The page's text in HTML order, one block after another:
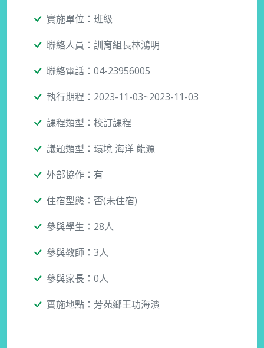
實施單位：班級
聯絡人員：訓育組長林鴻明
聯絡電話：04-23956005
執行期程：2023-11-03~2023-11-03
課程類型：校訂課程
議題類型：環境 海洋 能源
外部協作：有
住宿型態：否(未住宿)
參與學生：28人
參與教師：3人
參與家長：0人
實施地點：芳苑鄉王功海濱